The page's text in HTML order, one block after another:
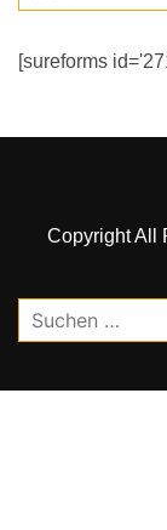
[sureforms
Copyright All
Suchen
nach: